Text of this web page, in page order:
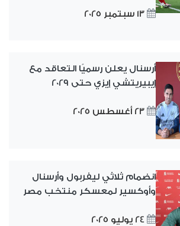
13 سبتمبر 2025
أرسنال يعلن رسميًا التعاقد مع
إيبيريتشي إيزي حتى 2029
23 أغسطس 2025
انضمام ثلاثي ليفربول وأرسنال
وأوكسير لمعسكر منتخب مصر
24 يوليو 2025